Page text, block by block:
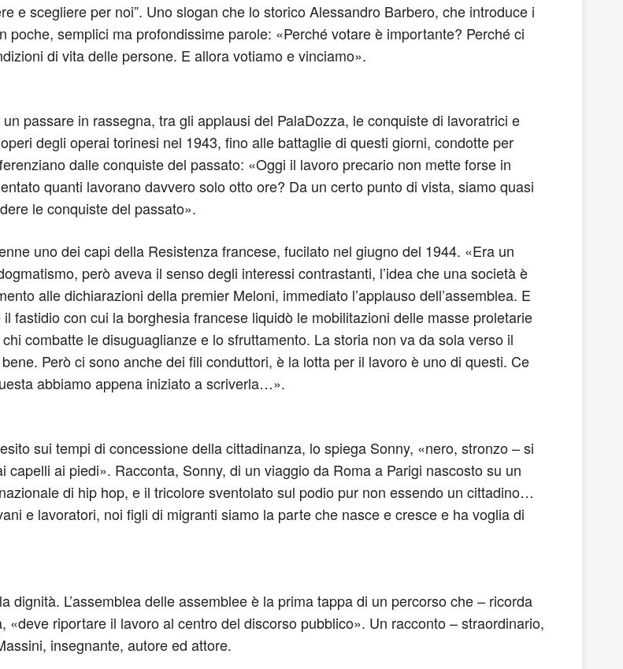
e scegliere per noi”. Uno slogan che lo storico Alessandro Barbero, che introduce i
semplici ma profondissime parole: «Perché votare è importante? Perché ci
di vita delle persone. E allora votiamo e vinciamo».
passare in rassegna, tra gli applausi del PalaDozza, le conquiste di lavoratrici e
degli operai torinesi nel 1943, fino alle battaglie di questi giorni, condotte per
dalle conquiste del passato: «Oggi il lavoro precario non mette forse in
quanti lavorano davvero solo otto ore? Da un certo punto di vista, siamo quasi
le conquiste del passato».
uno dei capi della Resistenza francese, fucilato nel giugno del 1944. «Era un
però aveva il senso degli interessi contrastanti, l’idea che una società è
alle dichiarazioni della premier Meloni, immediato l’applauso dell’assemblea. E
fastidio con cui la borghesia francese liquidò le mobilitazioni delle masse proletarie
combatte le disuguaglianze e lo sfruttamento. La storia non va da sola verso il
Però ci sono anche dei fili conduttori, è la lotta per il lavoro è uno di questi. Ce
abbiamo appena iniziato a scriverla…».
sui tempi di concessione della cittadinanza, lo spiega Sonny, «nero, stronzo – si
ai piedi». Racconta, Sonny, di un viaggio da Roma a Parigi nascosto su un
di hip hop, e il tricolore sventolato sul podio pur non essendo un cittadino…
e lavoratori, noi figli di migranti siamo la parte che nasce e cresce e ha voglia di
dignità. L’assemblea delle assemblee è la prima tappa di un percorso che – ricorda
riportare il lavoro al centro del discorso pubblico». Un racconto – straordinario,
insegnante, autore ed attore.